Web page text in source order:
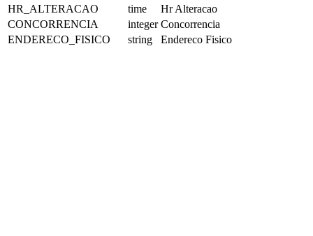
HR_ALTERACAO
time
Hr Alteracao
CONCORRENCIA
integer Concorrencia
ENDERECO_FISICO
string Endereco Fisico